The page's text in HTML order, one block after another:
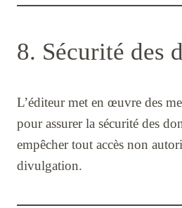
8. Sécurité des
L’éditeur met en œuvre des
pour assurer la sécurité des
empêcher tout accès non
divulgation.